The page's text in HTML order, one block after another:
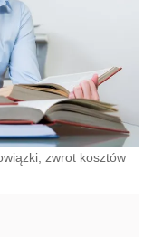
zwrot kosztów